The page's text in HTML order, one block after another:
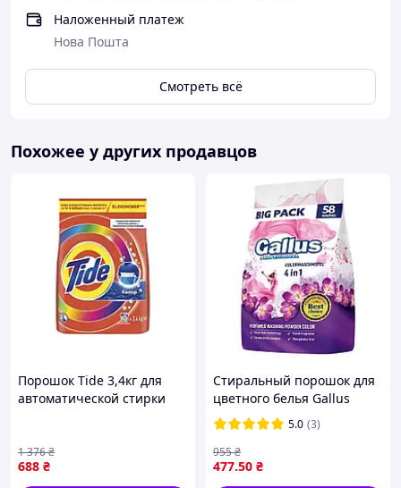
Наложенный платеж
Нова Пошта
Смотреть всё
Похожее у других продавцов
Порошок Tide 3,4кг для
автоматической стирки
порошка
688 ₴
1 376₴
Стиральный порошок для
цветного белья Gallus
Professional 4в1 3.2 кг
5.0 (3)
477.50 ₴
955₴